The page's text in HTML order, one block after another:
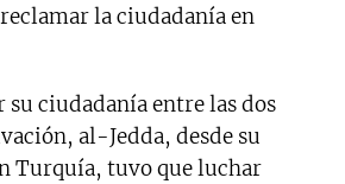
la ciudadanía en
su ciudadanía entre las dos
al-Jedda, desde su
Turquía, tuvo que luchar